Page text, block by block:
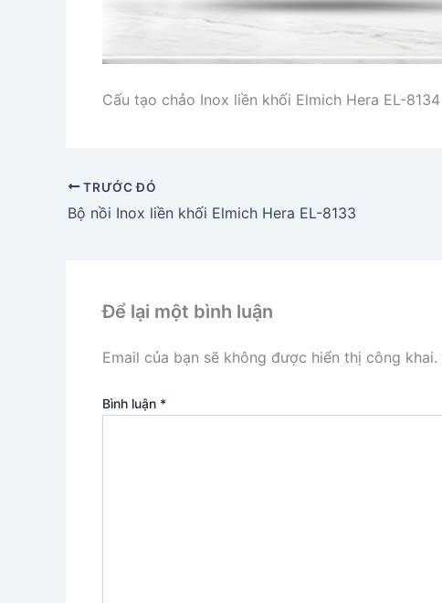
Cấu tạo chảo Inox liền khối Elmich Hera EL-8134
TRƯỚC ĐÓ
Bộ nồi Inox liền khối Elmich Hera EL-8133
Để lại một bình luận
Email của bạn sẽ không được hiển thị công khai.
Bình luận *